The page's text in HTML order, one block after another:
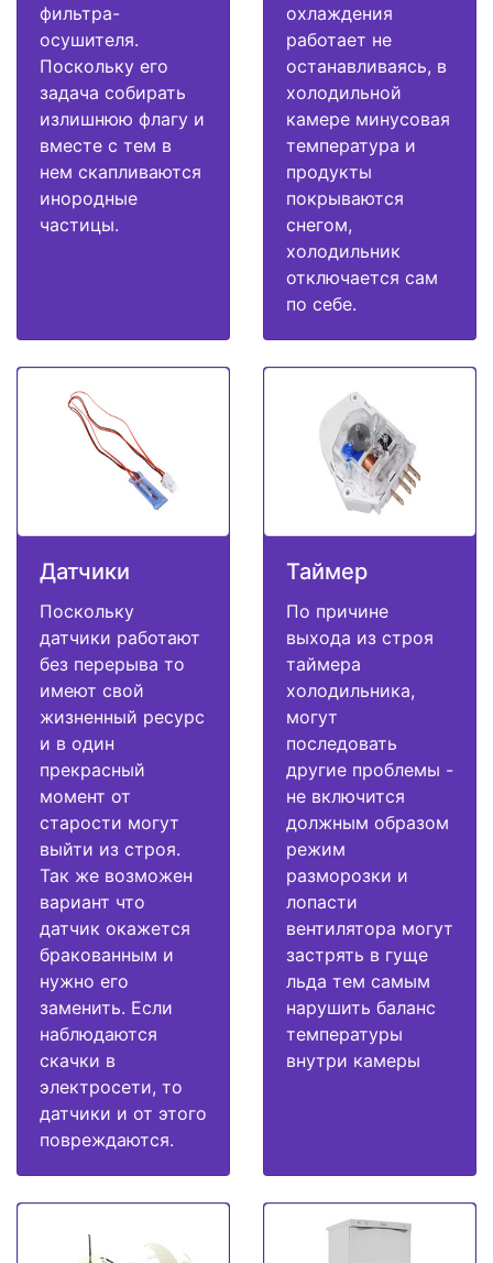
фильтра-
осушителя.
Поскольку его
задача собирать
излишнюю флагу и
вместе с тем в
нем скапливаются
инородные
частицы.
охлаждения
работает не
останавливаясь, в
холодильной
камере минусовая
температура и
продукты
покрываются
снегом,
холодильник
отключается сам
по себе.
Датчики
Поскольку
датчики работают
без перерыва то
имеют свой
жизненный ресурс
и в один
прекрасный
момент от
старости могут
выйти из строя.
Так же возможен
вариант что
датчик окажется
бракованным и
нужно его
заменить. Если
наблюдаются
скачки в
электросети, то
датчики и от этого
повреждаются.
Таймер
По причине
выхода из строя
таймера
холодильника,
могут
последовать
другие проблемы -
не включится
должным образом
режим
разморозки и
лопасти
вентилятора могут
застрять в гуще
льда тем самым
нарушить баланс
температуры
внутри камеры